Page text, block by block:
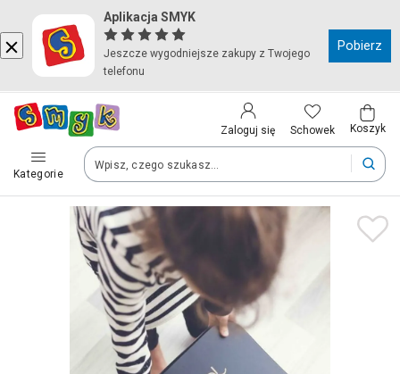
Aplikacja SMYK
Jeszcze wygodniejsze zakupy z Twojego
telefonu
Pobierz
Zaloguj się Schowek Koszyk
Kategorie
Kraj i język
Polska (Poland)
Twoje zamówienia dostarczymy na teren wybranego kraju.
Po zmianie kraju część produktów może zostać usunięta z